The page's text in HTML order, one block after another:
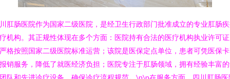
肛肠医院作为国家二级医院，是经卫生行政部门批准成立的专业肛肠
机构。其正规性体现在多个方面：医院持有合法的医疗机构执业许可
格按照国家二级医院标准运营；该院是医保定点单位，患者可凭医保
销服务，降低了就医经济负担；医院专注于肛肠领域，拥有经验丰富
队和先进诊疗设备，确保诊疗流程规范。\n\n在服务方面，四川肛肠医